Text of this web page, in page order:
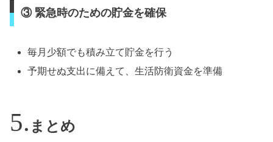
③ 緊急時のための貯金を確保
毎月少額でも積み立て貯金を行う
予期せぬ支出に備えて、生活防衛資金を準備
まとめ